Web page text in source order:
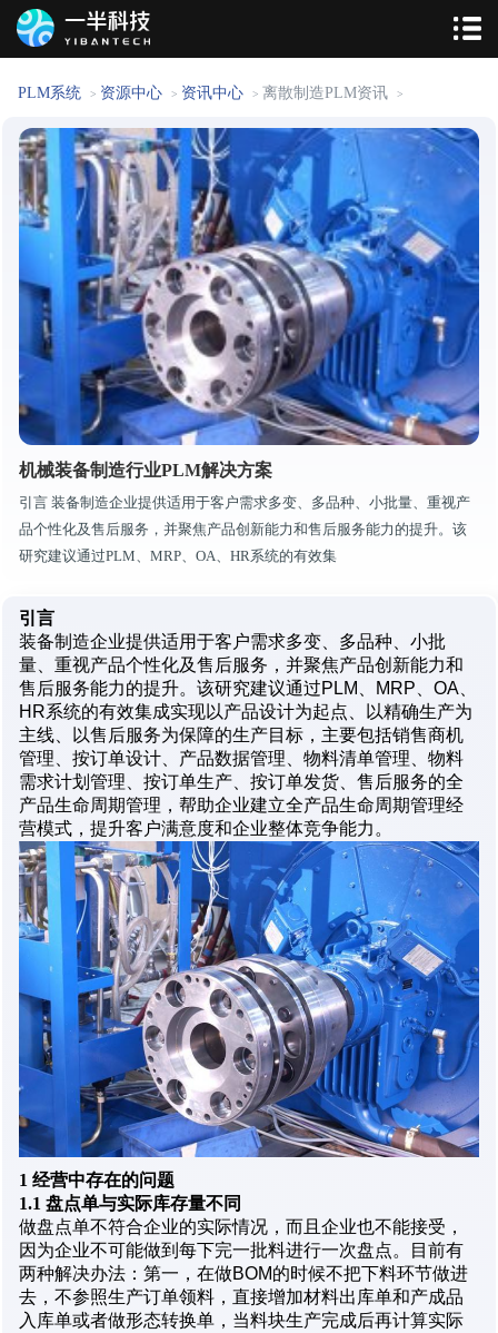
PLM系统 > 资源中心 > 资讯中心 > 离散制造PLM资讯 >
机械装备制造行业PLM解决方案
引言 装备制造企业提供适用于客户需求多变、多品种、小批量、重视产
品个性化及售后服务，并聚焦产品创新能力和售后服务能力的提升。该
研究建议通过PLM、MRP、OA、HR系统的有效集
引言
装备制造企业提供适用于客户需求多变、多品种、小批
量、重视产品个性化及售后服务，并聚焦产品创新能力和
售后服务能力的提升。该研究建议通过PLM、MRP、OA、
HR系统的有效集成实现以产品设计为起点、以精确生产为
主线、以售后服务为保障的生产目标，主要包括销售商机
管理、按订单设计、产品数据管理、物料清单管理、物料
需求计划管理、按订单生产、按订单发货、售后服务的全
产品生命周期管理，帮助企业建立全产品生命周期管理经
营模式，提升客户满意度和企业整体竞争能力。
1 经营中存在的问题
1.1 盘点单与实际库存量不同
做盘点单不符合企业的实际情况，而且企业也不能接受，
因为企业不可能做到每下完一批料进行一次盘点。目前有
两种解决办法：第一，在做BOM的时候不把下料环节做进
去，不参照生产订单领料，直接增加材料出库单和产成品
入库单或者做形态转换单，当料块生产完成后再计算实际